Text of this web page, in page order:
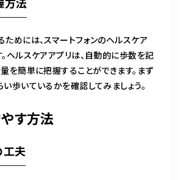
めには、スマートフォンのヘルスケア
ヘルスケアアプリは、自動的に歩数を記
を簡単に把握することができます。まず
歩いているかを確認してみましょう。
す方法
工夫